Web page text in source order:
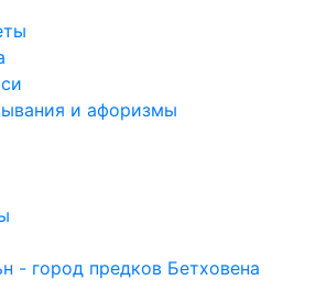
и афоризмы
- город предков Бетховена